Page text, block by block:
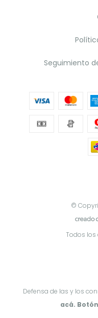
Seguimiento
©
Todos los
Defensa de las y los
acá.